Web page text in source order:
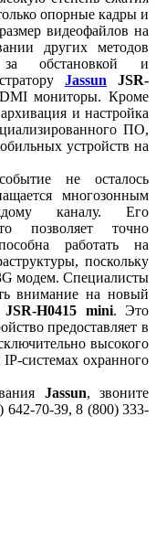
опорные кадры и
видеофайлов на
других методов
обстановкой и
Jassun JSR-
мониторы. Кроме
и настройка
ПО,
устройств на
не осталось
многозонным
каналу. Его
позволяет точно
работать на
поскольку
модем. Специалисты
внимание на новый
JSR-H0415 mini. Это
предоставляет в
высокого
системах охранного
Jassun, звоните
70-39, 8 (800) 333-